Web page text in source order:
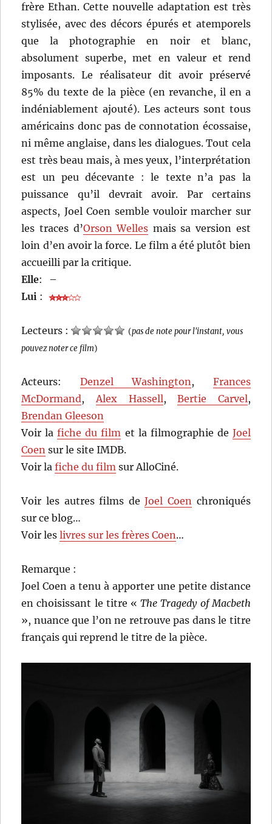
frère Ethan. Cette nouvelle adaptation est très
stylisée, avec des décors épurés et atemporels
que la photographie en noir et blanc,
absolument superbe, met en valeur et rend
imposants. Le réalisateur dit avoir préservé
85% du texte de la pièce (en revanche, il en a
indéniablement ajouté). Les acteurs sont tous
américains donc pas de connotation écossaise,
ni même anglaise, dans les dialogues. Tout cela
est très beau mais, à mes yeux, l’interprétation
est un peu décevante : le texte n’a pas la
puissance qu’il devrait avoir. Par certains
aspects, Joel Coen semble vouloir marcher sur
les traces d’Orson Welles mais sa version est
loin d’en avoir la force. Le film a été plutôt bien
accueilli par la critique.
Elle:
–
Lui :
Lecteurs : (pas de note pour l'instant, vous
pouvez noter ce film)
Acteurs: Denzel Washington, Frances
McDormand,Alex Hassell,Bertie Carvel,
Brendan Gleeson
Voir lafiche du film et la filmographie de Joel
Coen sur le site IMDB.
Voir lafiche du film sur AlloCiné.
Voir les autres films deJoel Coen chroniqués
sur ce blog…
Voir leslivres sur les frères Coen…
Remarque :
Joel Coen a tenu à apporter une petite distance
en choisissant le titre «The Tragedy of Macbeth
», nuance que l’on ne retrouve pas dans le titre
français qui reprend le titre de la pièce.